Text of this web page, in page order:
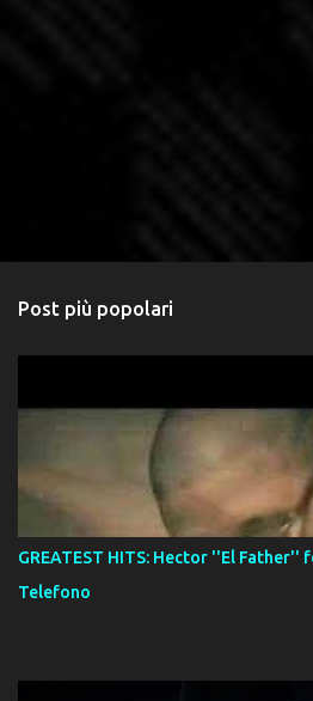
Post più popolari
GREATEST HITS: Hector ''El Father''
Telefono